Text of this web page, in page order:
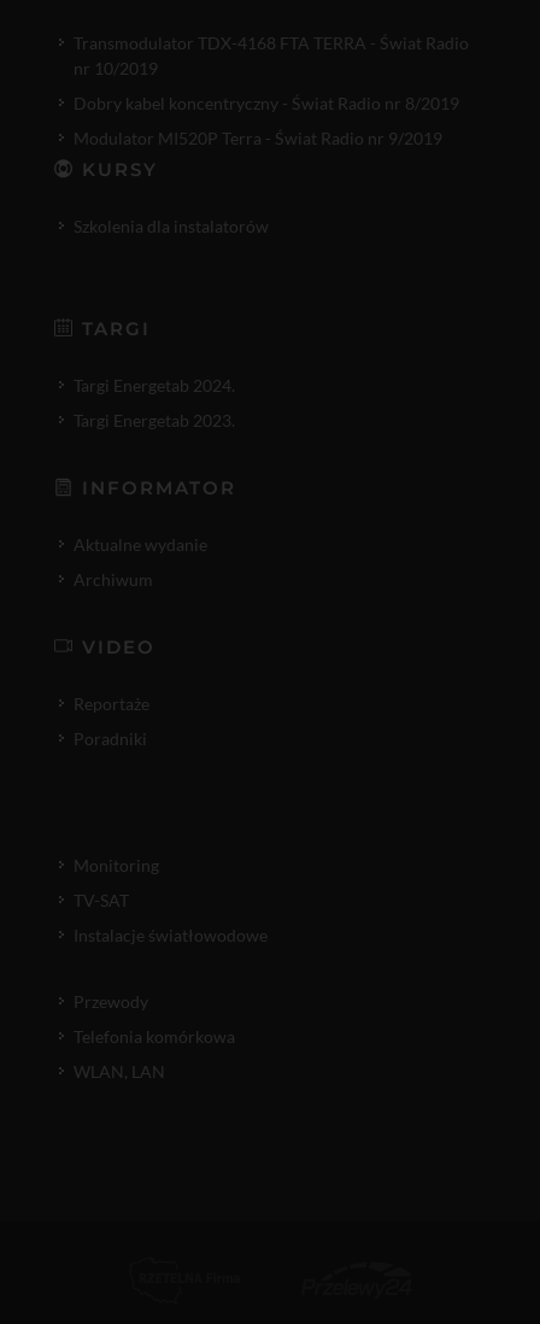
Transmodulator TDX-4168 FTA TERRA - Świat Radio
nr 10/2019
Dobry kabel koncentryczny - Świat Radio nr 8/2019
Modulator MI520P Terra - Świat Radio nr 9/2019
KURSY
Szkolenia dla instalatorów
TARGI
Targi Energetab 2024.
Targi Energetab 2023.
INFORMATOR
Aktualne wydanie
Archiwum
VIDEO
Reportaże
Poradniki
Monitoring
TV-SAT
Instalacje światłowodowe
Przewody
Telefonia komórkowa
WLAN, LAN